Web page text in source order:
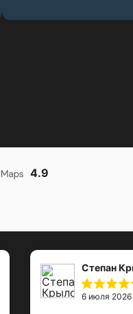
4.9
Степан
6 июля 2026